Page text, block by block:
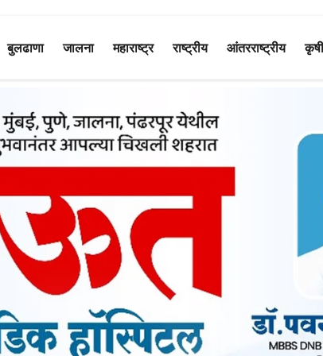
बुलढाणा जालना महाराष्ट्र राष्ट्रीय आंतरराष्ट्रीय कृषी